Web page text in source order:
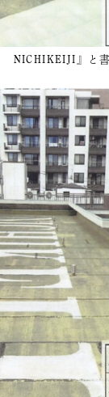
NICHIKEIJI』と書